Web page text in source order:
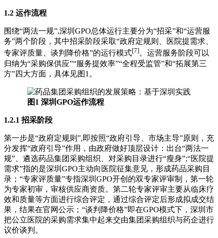
1.2 运作流程
围绕“两法一规”,深圳GPO总体运行主要分为“招采”和“运营服
务”两个阶段，其中招采阶段采取“政府定规则、医院提需求、
专家评质量、谈判降价格”的运行模式[7]。运营服务阶段可以
归纳为“采购保供应”“服务提效率”“全程受监管”和“拓展第三
方”四大方面，具体见图1。
图1 深圳GPO运作流程
1.2.1 招采阶段
第一步是“政府定规则”,即按照“政府引导、市场主导”原则，充
分发挥“政府引导”作用，由政府做好顶层设计：出台“两法一
规”、遴选药品集团采购组织、对采购目录进行“瘦身”;“医院提
需求”指的是深圳GPO主动向医院征集意见，形成药品采购目
录；“专家评质量”专指深圳GPO开创的双专家评审制，第一轮
为专家初审，审核供应商资质。第二轮专家评审主要从临床疗
效和质量等方面进行综合评定，通过综合评定后形成拟成交结
果，结果在官网公示；“谈判降价格”即在GPO模式下，深圳市
把公立医院的采购需求集中起来交由集团采购组织与药企进行
议价谈判。